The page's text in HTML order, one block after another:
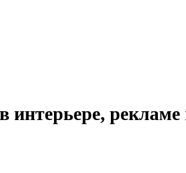
интерьере,